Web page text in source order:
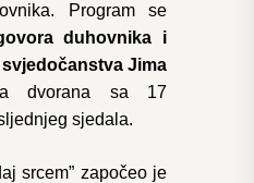
Program se
duhovnika i
svjedočanstva Jima
a dvorana sa 17
sjedala.
srcem” započeo je